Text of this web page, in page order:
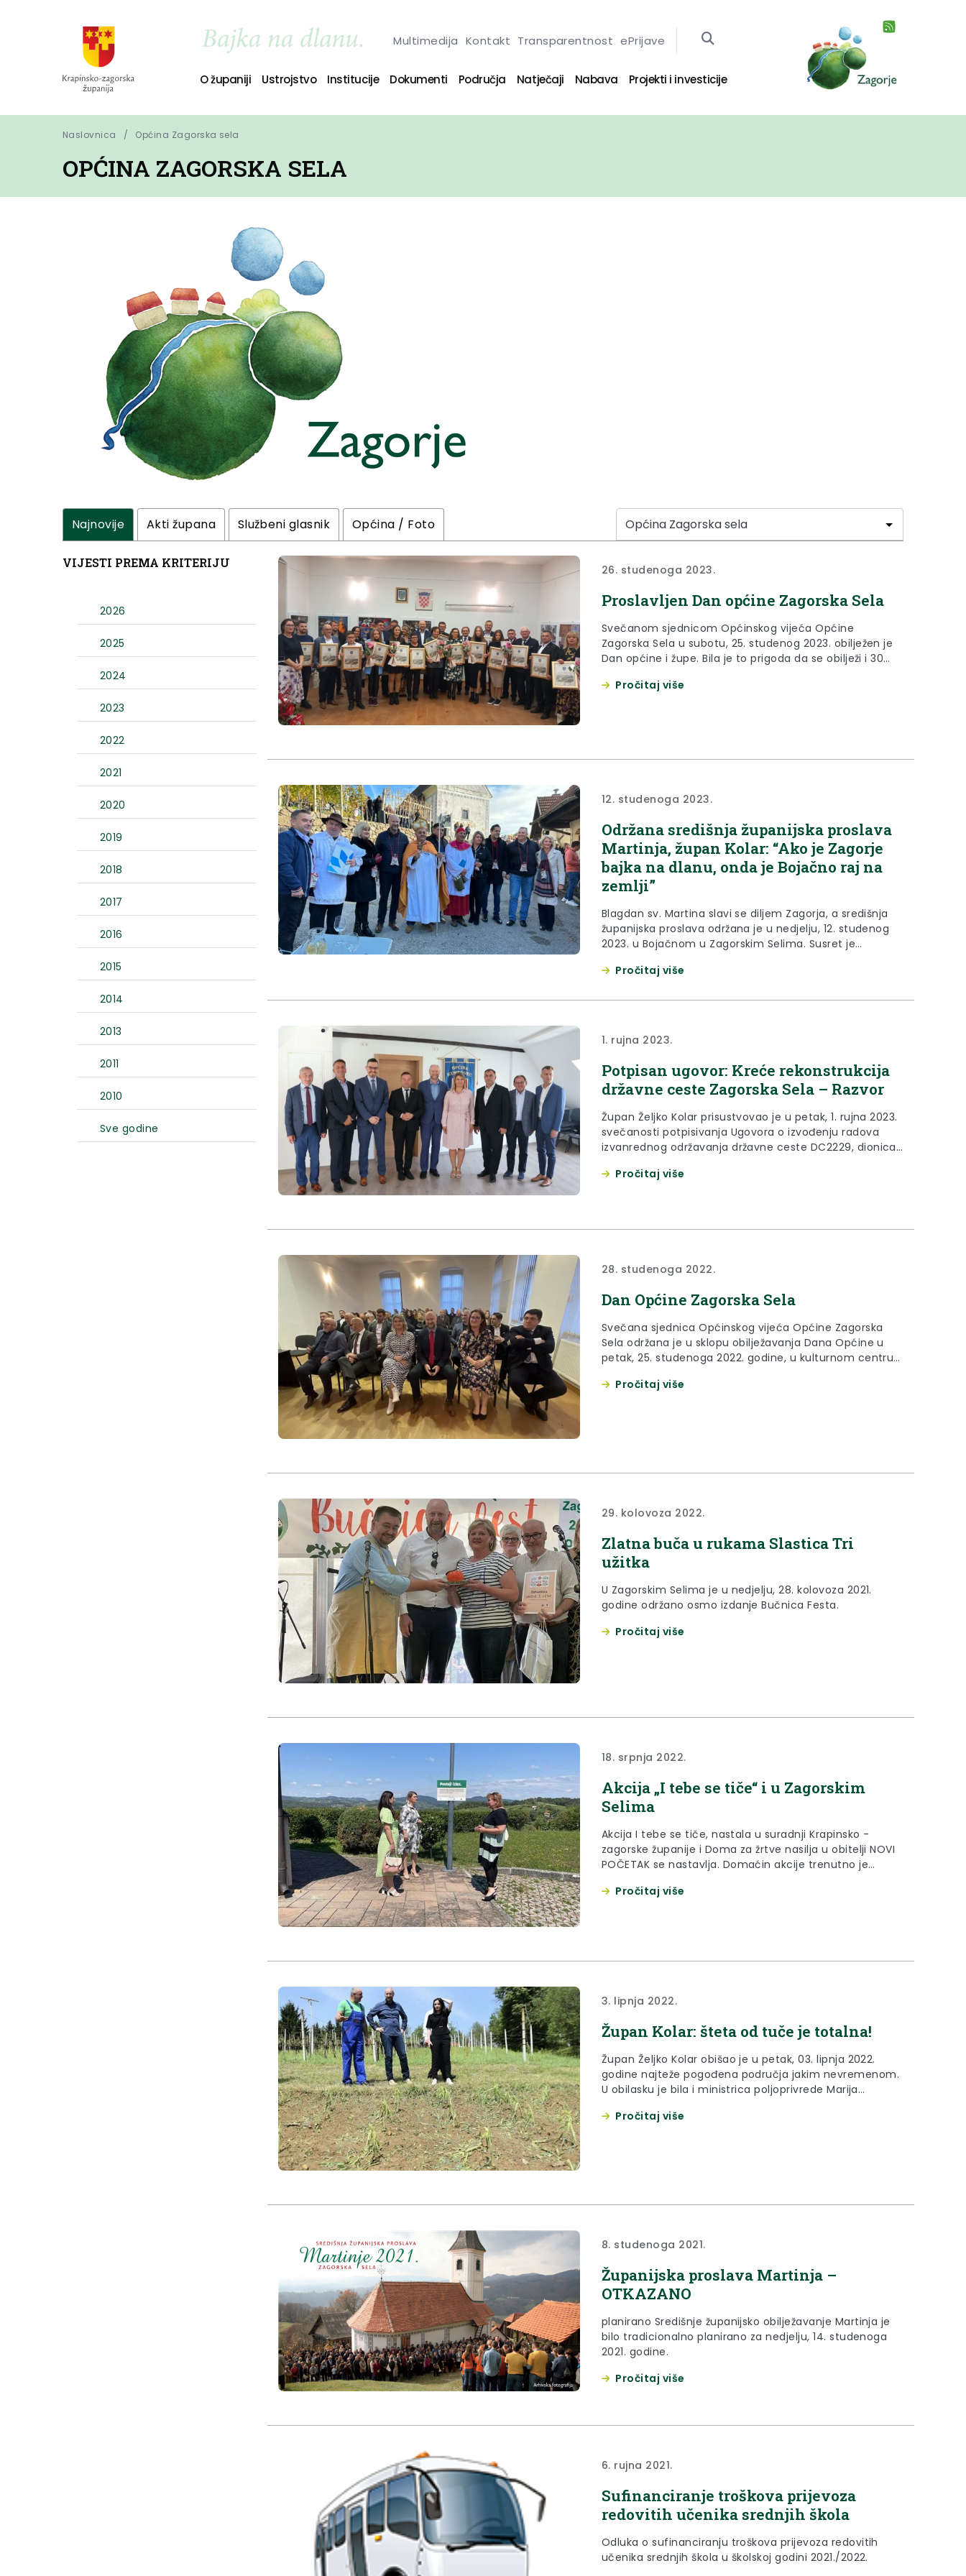
Multimedija Kontakt Transparentnost ePrijave
O županiji Ustrojstvo Institucije Dokumenti Područja Natječaji Nabava Projekti i investicije
Naslovnica Općina Zagorska sela
OPĆINA ZAGORSKA SELA
Najnovije Akti župana Službeni glasnik Općina / Foto
VIJESTI PREMA KRITERIJU
2026
2025
2024
2023
2022
2021
2020
2019
2018
2017
2016
2015
2014
2013
2011
2010
Sve godine
26. studenoga 2023.
Proslavljen Dan općine Zagorska Sela
Svečanom sjednicom Općinskog vijeća Općine
Zagorska Sela u subotu, 25. studenog 2023. obilježen je
Dan općine i župe. Bila je to prigoda da se obilježi i 30
župan Željko Kolar te zamjenica župana Jasna Petek.
Pročitaj više
12. studenoga 2023.
Održana središnja županijska proslava
Martinja, župan Kolar: “Ako je Zagorje
bajka na dlanu, onda je Bojačno raj na
zemlji”
Blagdan sv. Martina slavi se diljem Zagorja, a središnja
županijska proslava održana je u nedjelju, 12. studenog
2023. u Bojačnom u Zagorskim Selima. Susret je
je uslijedila i sama ceremonija krštenja mošta, uz
istaknuo je važnost očuvanja ove tradicije. “Ako...
Pročitaj više
1. rujna 2023.
Potpisan ugovor: Kreće rekonstrukcija
državne ceste Zagorska Sela – Razvor
Župan Željko Kolar prisustvovao je u petak, 1. rujna 2023.
svečanosti potpisivanja Ugovora o izvođenju radova
izvanrednog održavanja državne ceste DC2229, dionica
Kumrovcu između investitora Hrvatskih cesta i izvođača
Pročitaj više
28. studenoga 2022.
Dan Općine Zagorska Sela
Svečana sjednica Općinskog vijeća Općine Zagorska
Sela održana je u sklopu obilježavanja Dana Općine u
petak, 25. studenoga 2022. godine, u kulturnom centru
Pročitaj više
29. kolovoza 2022.
Zlatna buča u rukama Slastica Tri
užitka
U Zagorskim Selima je u nedjelju, 28. kolovoza 2021.
godine održano osmo izdanje Bučnica Festa.
Pročitaj više
18. srpnja 2022.
Akcija „I tebe se tiče“ i u Zagorskim
Selima
Akcija I tebe se tiče, nastala u suradnji Krapinsko -
zagorske županije i Doma za žrtve nasilja u obitelji NOVI
POČETAK se nastavlja. Domaćin akcije trenutno je
Pročitaj više
3. lipnja 2022.
Župan Kolar: šteta od tuče je totalna!
Župan Željko Kolar obišao je u petak, 03. lipnja 2022.
godine najteže pogođena područja jakim nevremenom.
U obilasku je bila i ministrica poljoprivrede Marija
Pročitaj više
8. studenoga 2021.
Županijska proslava Martinja –
OTKAZANO
planirano Središnje županijsko obilježavanje Martinja je
bilo tradicionalno planirano za nedjelju, 14. studenoga
2021. godine.
Pročitaj više
6. rujna 2021.
Sufinanciranje troškova prijevoza
redovitih učenika srednjih škola
Odluka o sufinanciranju troškova prijevoza redovitih
učenika srednjih škola u školskoj godini 2021./2022.